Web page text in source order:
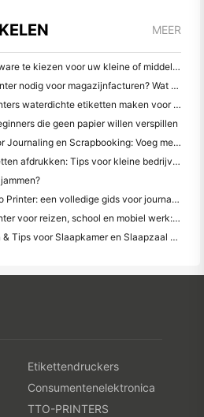
MEER
Hoe de juiste restaurant software te kiezen voor uw kleine of middelgrote restaurant
Heb je een draagbare A4-printer nodig voor magazijnfacturen? Wat werkelijk werkt
Kunnen thermische etiketprinters waterdichte etiketten maken voor kleine bedrijfsproducten?
die geen papier willen verspillen
Beste Color Label Maker voor Journaling en Scrapbooking: Voeg meer kleur toe aan elke pagina
Handschrift vs. Verzendetiketten afdrukken: Tips voor kleine bedrijven in 2026
Hoe kies je een Pocket Photo Printer: een volledige gids voor journaling, reizen en iPhone-gebruikers
Beste inktloze draagbare printer voor reizen, school en mobiel werk: Hanin MT620 Pro Review
Mini Foto Wall Layout Ideeën & Tips voor Slaapkamer en Slaapzaal Decoratie
Etikettendruckers
Consumentenelektronica
TTO-PRINTERS